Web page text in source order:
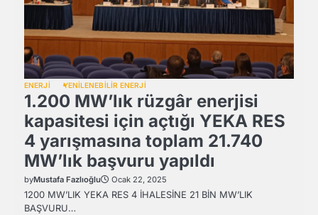
ENERJİ YENİLENEBİLİR ENERJİ
1.200 MW’lık rüzgâr enerjisi
kapasitesi için açtığı YEKA RES
4 yarışmasına toplam 21.740
MW’lık başvuru yapıldı
byMustafa Fazlıoğlu Ocak 22, 2025
1200 MW’LIK YEKA RES 4 İHALESİNE 21 BİN MW’LIK
BAŞVURU…